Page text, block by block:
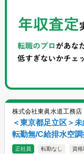
株式会社東眞水道工務店
＜東京都足立区＞
転勤無/C給排水空
正社員 転勤なし 資